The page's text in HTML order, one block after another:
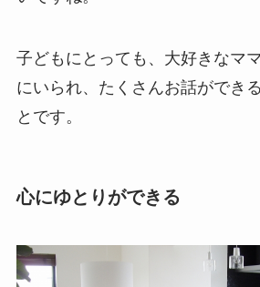
子どもにとっても、大好きなマ
にいられ、たくさんお話ができ
とです。
心にゆとりができる